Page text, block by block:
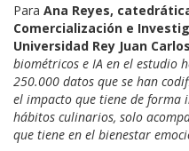
Para Ana Reyes,
Comercialización e
Universidad Rey Juan Carlos
biométricos e IA en el estudio
250.000 datos que se han
el impacto que tiene de forma
hábitos culinarios, solo
que tiene en el bienestar